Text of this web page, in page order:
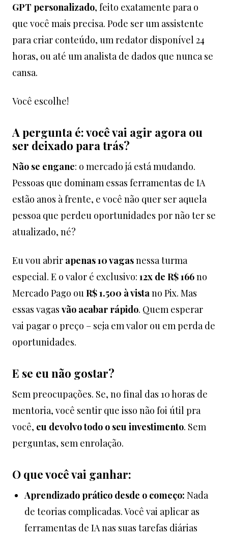
GPT personalizado, feito exatamente para o
que você mais precisa. Pode ser um assistente
para criar conteúdo, um redator disponível 24
horas, ou até um analista de dados que nunca se
cansa.
Você escolhe!
A pergunta é: você vai agir agora ou
ser deixado para trás?
Não se engane: o mercado já está mudando.
Pessoas que dominam essas ferramentas de IA
estão anos à frente, e você não quer ser aquela
pessoa que perdeu oportunidades por não ter se
atualizado, né?
Eu vou abrir apenas 10 vagasnessa turma
especial. E o valor é exclusivo: 12x de R$ 166no
Mercado Pago ouR$ 1.500 à vistano Pix. Mas
essas vagas vão acabar rápido. Quem esperar
vai pagar o preço – seja em valor ou em perda de
oportunidades.
E se eu não gostar?
Sem preocupações. Se, no final das 10 horas de
mentoria, você sentir que isso não foi útil pra
você, eu devolvo todo o seu investimento. Sem
perguntas, sem enrolação.
O que você vai ganhar:
Aprendizado prático desde o começo: Nada
de teorias complicadas. Você vai aplicar as
ferramentas de IA nas suas tarefas diárias